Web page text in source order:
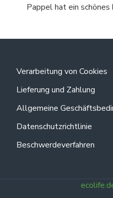
Pappel hat ein
Verarbeitung von Cookies
Lieferung und Zahlung
Allgemeine
Datenschutzrichtlinie
Beschwerdeverfahren